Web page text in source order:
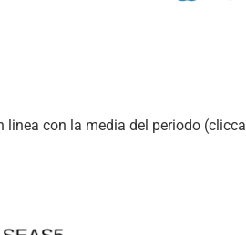
linea con la media del periodo (clicca